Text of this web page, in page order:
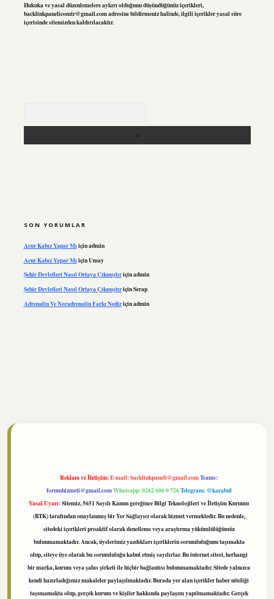
Hukuka ve yasal düzenlemelere aykırı olduğunu düşündüğünüz içerikleri,
backlinkpanelicomtr@gmail.comadresine bildirmeniz halinde, ilgili içerikler yasal süre
içerisinde sitemizden kaldırılacaktır.
SON YORUMLAR
Acur Kabız Yapar Mıiçinadmin
Acur Kabız Yapar Mı içinUmay
Şehir Devletleri Nasıl Ortaya Çıkmıştıriçinadmin
Şehir Devletleri Nasıl Ortaya ÇıkmıştıriçinSerap
Adrenalin Ve Noradrenalin Farkı Nediriçinadmin
Reklam ve İletişim:E-mail:backlinkpaneli@gmail.comTeams:
forumhizmeti@gmail.comWhatsapp: 0262 606 0 726Telegram: @karabul
Yasal Uyarı:Sitemiz, 5651 Sayılı Kanun gereğince Bilgi Teknolojileri ve İletişim Kurumu
(BTK) tarafından onaylanmış bir Yer Sağlayıcı olarak hizmet vermektedir. Bu nedenle,
sitedeki içerikleri proaktif olarak denetleme veya araştırma yükümlülüğümüz
bulunmamaktadır. Ancak, üyelerimiz yazdıkları içeriklerin sorumluluğunu taşımakta
olup, siteye üye olarak bu sorumluluğu kabul etmiş sayılırlar. Bu internet sitesi, herhangi
bir marka, kurum veya şahıs şirketi ile hiçbir bağlantısı bulunmamaktadır. Sitede yalnızca
kendi hazırladığımız makaleler paylaşılmaktadır. Burada yer alan içerikler haber niteliği
taşımamakta olup, gerçek kurum ve kişiler hakkında paylaşım yapılmamaktadır. Gerçek